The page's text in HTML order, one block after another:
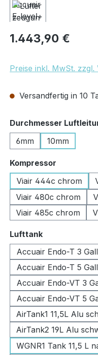
Regulärer Preis:
1.443,90 €
Preise inkl. MwSt. zzgl.
Versandfertig in 10
Durchmesser
6mm
10mm
Kompressor
Viair 444c chrom
Viair 480c chrom
Viair 485c chrom
Lufttankauswählen
Accuair Endo-T 3
Accuair Endo-T 5
Accuair Endo-VT 3
Accuair Endo-VT 5
AirTank1 11,5L Alu
AirTank2 19L Alu
WGNR1 Tank 11,5 L